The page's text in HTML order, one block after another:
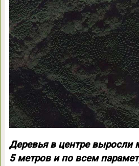
Деревья в центре выросли
5 метров и по всем